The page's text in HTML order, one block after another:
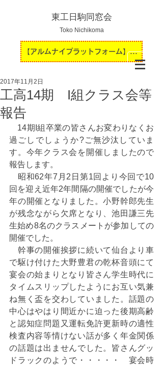
東工日駒同窓会
Toko Nichikoma
【アルムナイプラットフォーム】運用開始のお知らせ
工高14期 I組クラス会等
報告
2017年11月2日
14期I組卒業の皆さんお変わりなくお
過ごしでしょうか?ご無沙汰していま
す。今年クラス会を開催しましたので
報告します。
昭和62年7月2日第1回より今回で10
回を迎え近年2年間隔の開催でしたが今
年の開催となりました。小野幹郎先生
が残念ながら欠席となり、池田謙三先
生始め8名のクラスメートが参加しての
開催でした。
幹事の開催挨拶に続いて仙台より車
で駆け付けた大野豊君の乾杯音頭にて
宴会の始まりとなり皆さん学生時代に
タイムスリップしたようにお互い気兼
ね無く盃を交わしていました。話題の
中心はやはり間近かに迫った後期高齢
と認知症問題又運転免許更新時の適性
検査内容等情けない話が多く年金関係
の話題は出ませんでした。皆さんグッ
ドラックのようで・・・・・　宴会時